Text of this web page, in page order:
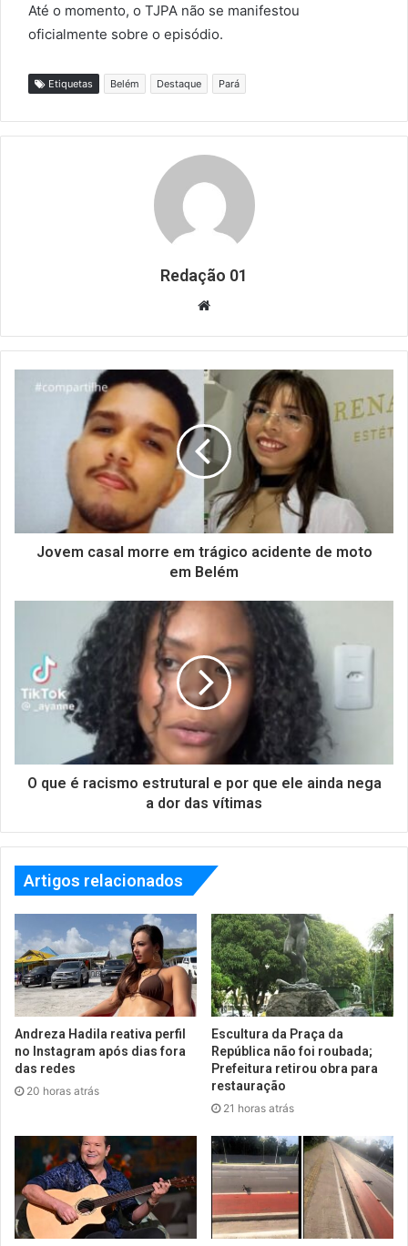
Até o momento, o TJPA não se manifestou
oficialmente sobre o episódio.
Etiquetas Belém Destaque Pará
Redação 01
Website
Jovem casal morre em trágico acidente de moto
em Belém
O que é racismo estrutural e por que ele ainda nega
a dor das vítimas
Artigos relacionados
Andreza Hadila reativa perfil
no Instagram após dias fora
das redes
20 horas atrás
Escultura da Praça da
República não foi roubada;
Prefeitura retirou obra para
restauração
21 horas atrás